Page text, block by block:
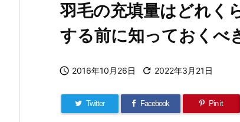
羽毛の充填量はどれく
する前に知っておくべ
 2016年10月26日  2022年3月21日
Twitter Facebook Pin it